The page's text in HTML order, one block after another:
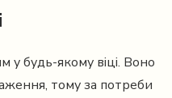
будь-якому віці. Воно
тому за потреби